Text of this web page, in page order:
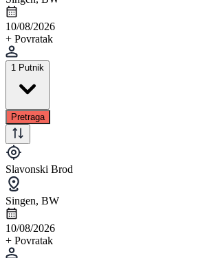
10/08/2026
+ Povratak
1 Putnik
Pretraga
Slavonski Brod
Singen, BW
10/08/2026
+ Povratak